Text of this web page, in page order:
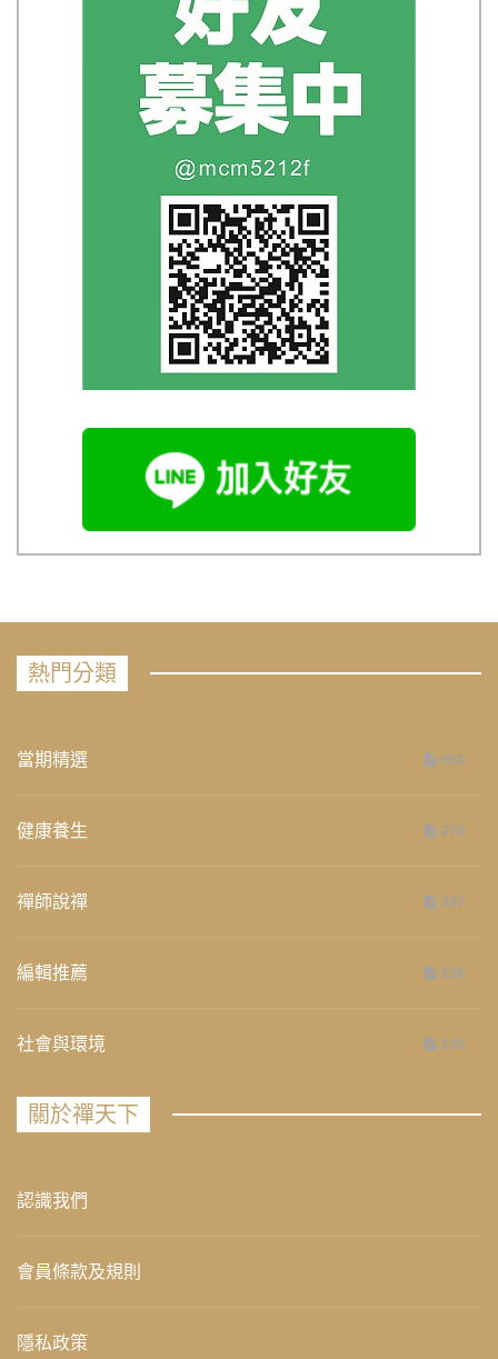
熱門分類
當期精選 658
健康養生 276
禪師說禪 267
編輯推薦 236
社會與環境 235
關於禪天下
認識我們
會員條款及規則
隱私政策